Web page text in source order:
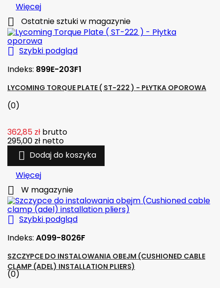
Więcej
 Ostatnie sztuki w magazynie
 Szybki podgląd
Indeks: 899E-203F1
LYCOMING TORQUE PLATE ( ST-222 ) - PŁYTKA OPOROWA
(0)
362,85 zł brutto
295,00 zł netto
 Dodaj do koszyka
Więcej
 W magazynie
 Szybki podgląd
Indeks: A099-8026F
SZCZYPCE DO INSTALOWANIA OBEJM (CUSHIONED CABLE
CLAMP (ADEL) INSTALLATION PLIERS)
(0)